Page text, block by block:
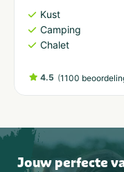
Kust
Camping
Chalet
4.5 (1100
Jouw perfecte